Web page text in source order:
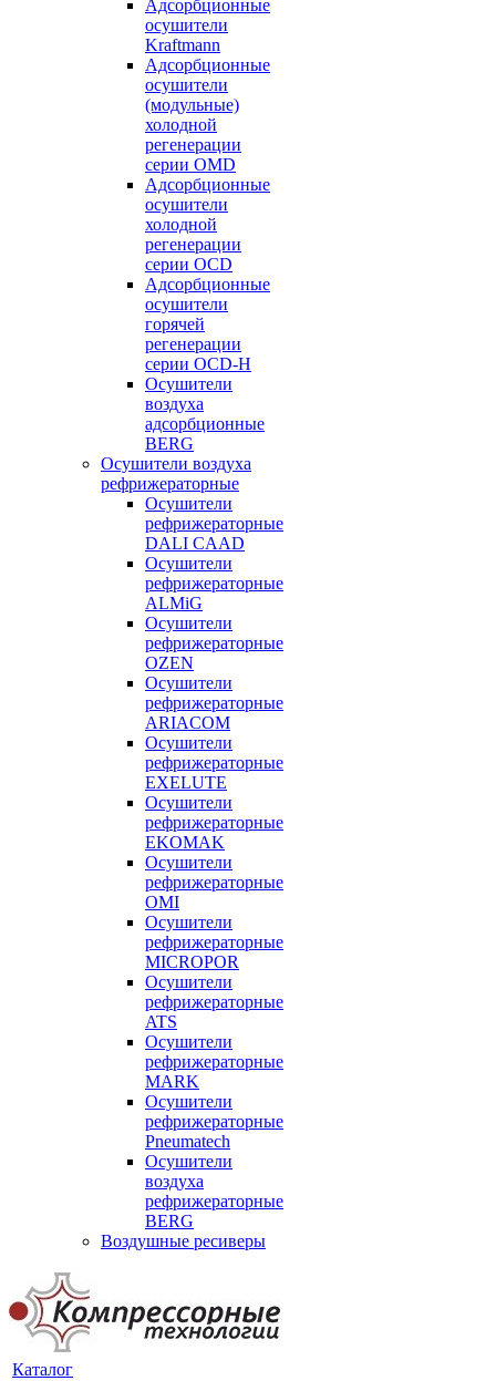
Адсорбционные
осушители
Kraftmann
Адсорбционные
осушители
(модульные)
холодной
регенерации
серии OMD
Адсорбционные
осушители
холодной
регенерации
серии OCD
Адсорбционные
осушители
горячей
регенерации
серии OСD-H
Осушители
воздуха
адсорбционные
BERG
Осушители воздуха
рефрижераторные
Осушители
рефрижераторные
DALI CAAD
Осушители
рефрижераторные
ALMiG
Осушители
рефрижераторные
OZEN
Осушители
рефрижераторные
ARIACOM
Осушители
рефрижераторные
EXELUTE
Осушители
рефрижераторные
EKOMAK
Осушители
рефрижераторные
OMI
Осушители
рефрижераторные
MICROPOR
Осушители
рефрижераторные
ATS
Осушители
рефрижераторные
MARK
Осушители
рефрижераторные
Pneumatech
Осушители
воздуха
рефрижераторные
BERG
Воздушные ресиверы
Каталог